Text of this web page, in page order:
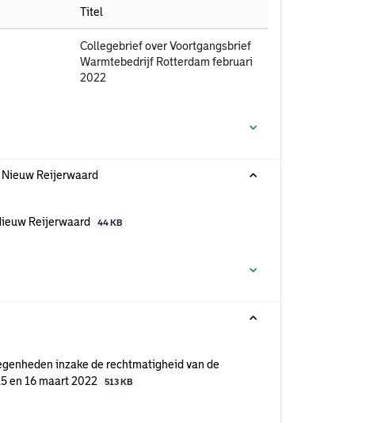
Titel
Collegebrief over Voortgangsbrief
Warmtebedrijf Rotterdam februari
2022
Reijerwaard
Reijerwaard
44 KB
inzake de rechtmatigheid van de
en 16 maart 2022
513 KB